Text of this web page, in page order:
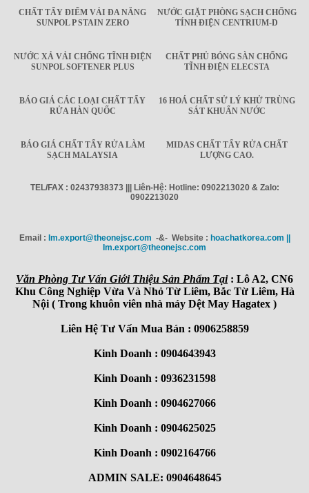
CHẤT TẨY ĐIỂM VẢI ĐA NĂNG
SUNPOL P STAIN ZERO
NƯỚC GIẶT PHÒNG SẠCH CHỐNG
TÍNH ĐIỆN CENTRIUM-D
NƯỚC XẢ VẢI CHỐNG TĨNH ĐIỆN
SUNPOL SOFTENER PLUS
CHẤT PHỦ BÓNG SÀN CHỐNG
TĨNH ĐIỆN ELECSTA
BÁO GIÁ CÁC LOẠI CHẤT TẨY
RỬA HÀN QUỐC
16 HOÁ CHẤT SỬ LÝ KHỬ TRÙNG
SÁT KHUẨN NƯỚC
BÁO GIÁ CHẤT TẨY RỬA LÀM
SẠCH MALAYSIA
MIDAS CHẤT TẨY RỬA CHẤT
LƯỢNG CAO.
TEL/FAX : 02437938373 ||| Liên-Hệ: Hotline: 0902213020 & Zalo:
0902213020
Email : Im.export@theonejsc.com -&- Website : hoachatkorea.com ||
Im.export@theonejsc.com
Văn Phòng Tư Vấn Giới Thiệu Sản Phẩm Tại: Lô A2, CN6
Khu Công Nghiệp Vừa Và Nhỏ Từ Liêm, Bắc Từ Liêm, Hà
Nội ( Trong khuôn viên nhà máy Dệt May Hagatex )
Liên Hệ Tư Vấn Mua Bán : 0906258859
Kinh Doanh : 0904643943
Kinh Doanh : 0936231598
Kinh Doanh : 0904627066
Kinh Doanh : 0904625025
Kinh Doanh : 0902164766
ADMIN SALE: 0904648645